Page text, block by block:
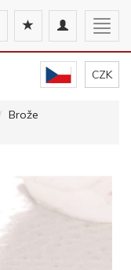
Toggle
navigation
CZK
Brože